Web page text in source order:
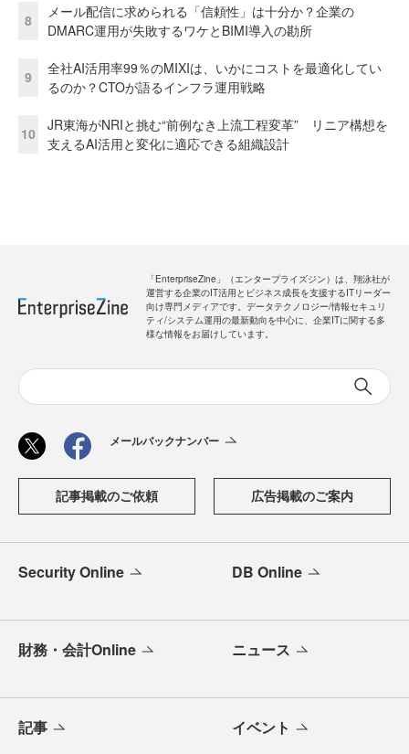
8
メール配信に求められる「信頼性」は十分か？企業の
DMARC運用が失敗するワケとBIMI導入の勘所
9
全社AI活用率99％のMIXIは、いかにコストを最適化してい
るのか？CTOが語るインフラ運用戦略
10
JR東海がNRIと挑む“前例なき上流工程変革” リニア構想を
支えるAI活用と変化に適応できる組織設計
「EnterpriseZine」（エンタープライズジン）は、翔泳社が
運営する企業のIT活用とビジネス成長を支援するITリーダー
向け専門メディアです。データテクノロジー/情報セキュリ
ティ/システム運用の最新動向を中心に、企業ITに関する多
様な情報をお届けしています。
メールバックナンバー
記事掲載のご依頼 広告掲載のご案内
Security Online DB Online
財務・会計Online ニュース
記事 イベント